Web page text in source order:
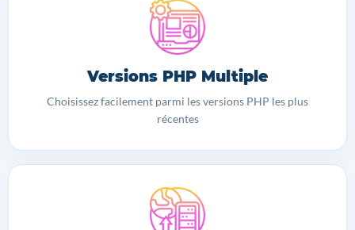
Versions PHP Multiple
Choisissez facilement parmi les versions PHP les plus
récentes